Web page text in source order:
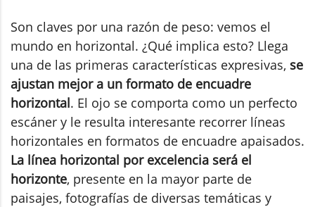
Son claves por una razón de peso: vemos el
mundo en horizontal. ¿Qué implica esto? Llega
una de las primeras características expresivas, se
ajustan mejor a un formato de encuadre
horizontal. El ojo se comporta como un perfecto
escáner y le resulta interesante recorrer líneas
horizontales en formatos de encuadre apaisados.
La línea horizontal por excelencia será el
horizonte, presente en la mayor parte de
paisajes, fotografías de diversas temáticas y